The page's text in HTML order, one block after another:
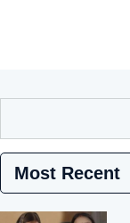
Most Recent